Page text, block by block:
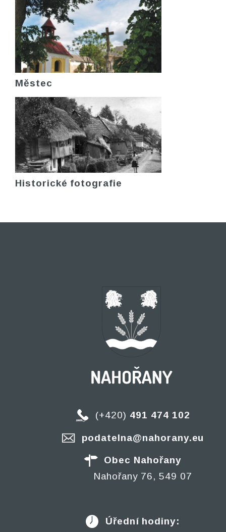
Městec
Historické fotografie
(+420) 491 474 102
podatelna@nahorany.eu
Obec Nahořany
Nahořany 76, 549 07
Úřední hodiny: